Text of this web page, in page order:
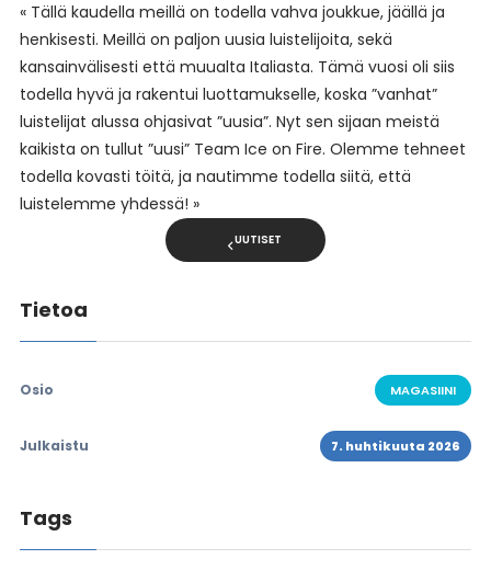
« Tällä kaudella meillä on todella vahva joukkue, jäällä ja
henkisesti. Meillä on paljon uusia luistelijoita, sekä
kansainvälisesti että muualta Italiasta. Tämä vuosi oli siis
todella hyvä ja rakentui luottamukselle, koska ”vanhat”
luistelijat alussa ohjasivat ”uusia”. Nyt sen sijaan meistä
kaikista on tullut ”uusi” Team Ice on Fire. Olemme tehneet
todella kovasti töitä, ja nautimme todella siitä, että
luistelemme yhdessä! »
UUTISET
Tietoa
Osio MAGASIINI
Julkaistu 7. huhtikuuta 2026
Tags